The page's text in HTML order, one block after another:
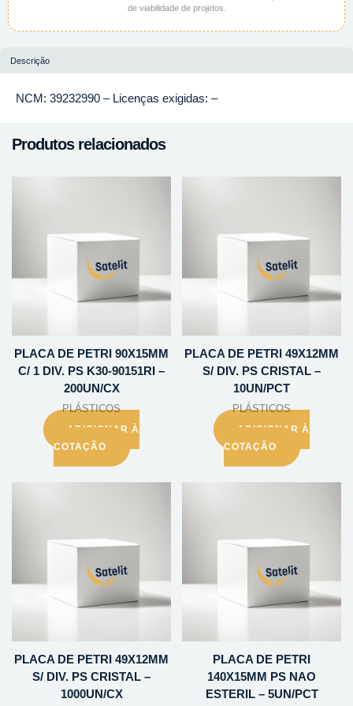
de viabilidade de projetos.
Descrição
NCM: 39232990 – Licenças exigidas: –
Produtos relacionados
PLACA DE PETRI 90X15MM
C/ 1 DIV. PS K30-90151RI –
200UN/CX
PLÁSTICOS
ADICIONAR À
COTAÇÃO
PLACA DE PETRI 49X12MM
S/ DIV. PS CRISTAL –
10UN/PCT
PLÁSTICOS
ADICIONAR À
COTAÇÃO
PLACA DE PETRI 49X12MM
S/ DIV. PS CRISTAL –
1000UN/CX
PLACA DE PETRI
140X15MM PS NAO
ESTERIL – 5UN/PCT